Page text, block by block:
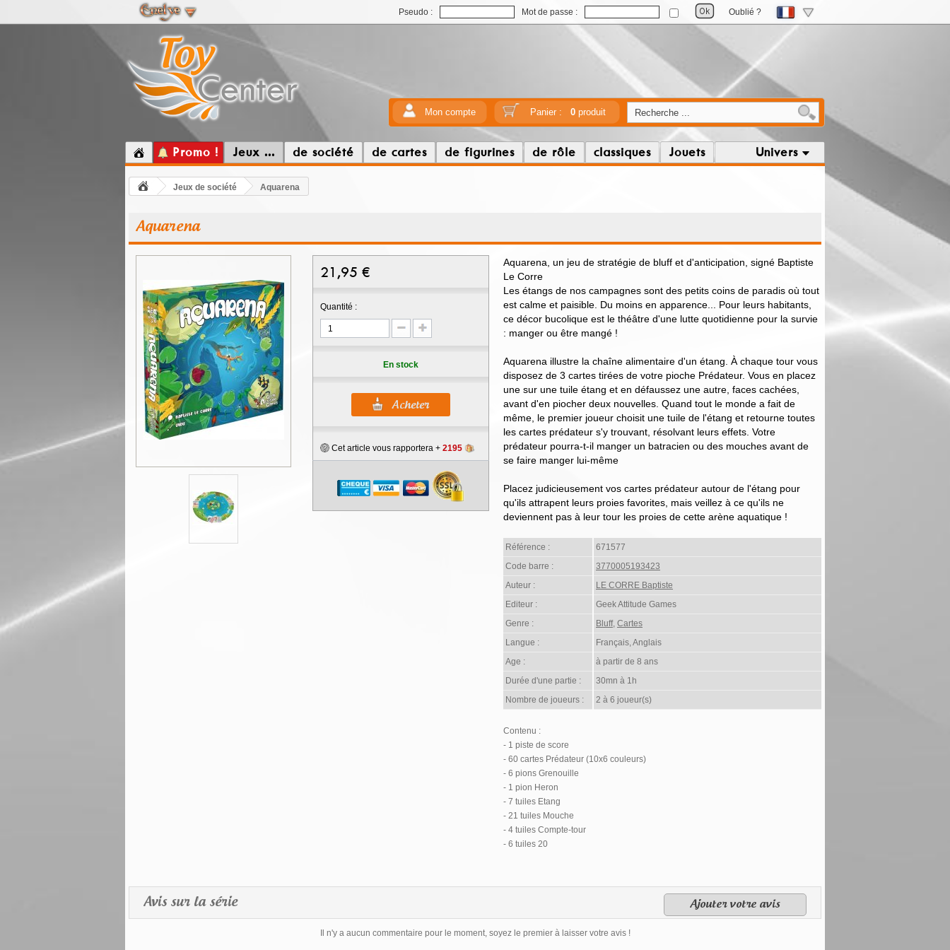
Pseudo : Mot de passe : Oublié ?
Mon compte Panier : 0produit
Promo ! Jeux ... de société de cartes de figurines de rôle classiques Jouets Univers
Jeux de société Aquarena
Aquarena
21,95 €
Quantité :
En stock
Cet article vous rapportera + 2195
Aquarena, un jeu de stratégie de bluff et d'anticipation, signé Baptiste
Le Corre
Les étangs de nos campagnes sont des petits coins de paradis où tout
est calme et paisible. Du moins en apparence... Pour leurs habitants,
ce décor bucolique est le théâtre d'une lutte quotidienne pour la survie
: manger ou être mangé !
Aquarena illustre la chaîne alimentaire d'un étang. À chaque tour vous
disposez de 3 cartes tirées de votre pioche Prédateur. Vous en placez
une sur une tuile étang et en défaussez une autre, faces cachées,
avant d'en piocher deux nouvelles. Quand tout le monde a fait de
même, le premier joueur choisit une tuile de l'étang et retourne toutes
les cartes prédateur s'y trouvant, résolvant leurs effets. Votre
prédateur pourra-t-il manger un batracien ou des mouches avant de
se faire manger lui-même
Placez judicieusement vos cartes prédateur autour de l'étang pour
qu'ils attrapent leurs proies favorites, mais veillez à ce qu'ils ne
deviennent pas à leur tour les proies de cette arène aquatique !
Référence :
671577
Code barre :
3770005193423
Auteur :
LE CORRE Baptiste
Editeur :
Geek Attitude Games
Genre :
Bluff, Cartes
Langue :
Français, Anglais
Age :
à partir de 8 ans
Durée d'une partie :
30mn à 1h
Nombre de joueurs :
2 à 6 joueur(s)
Contenu :
- 1 piste de score
- 60 cartes Prédateur (10x6 couleurs)
- 6 pions Grenouille
- 1 pion Heron
- 7 tuiles Etang
- 21 tuiles Mouche
- 4 tuiles Compte-tour
- 6 tuiles 20
Avis sur la série Ajouter votre avis
Il n'y a aucun commentaire pour le moment, soyez le premier à laisser votre avis !